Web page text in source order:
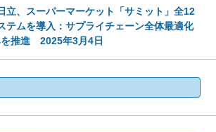
立、スーパーマーケット「サミット」全12
テムを導入：サプライチェーン全体最適化
を推進 2025年3月4日